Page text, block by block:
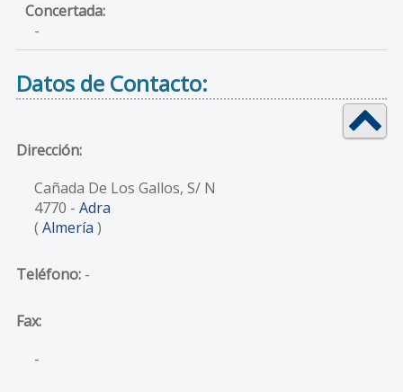
-
Datos de Contacto:
Dirección:
Cañada De Los Gallos, S/ N
4770 - Adra
( Almería )
Teléfono:-
Fax:
-